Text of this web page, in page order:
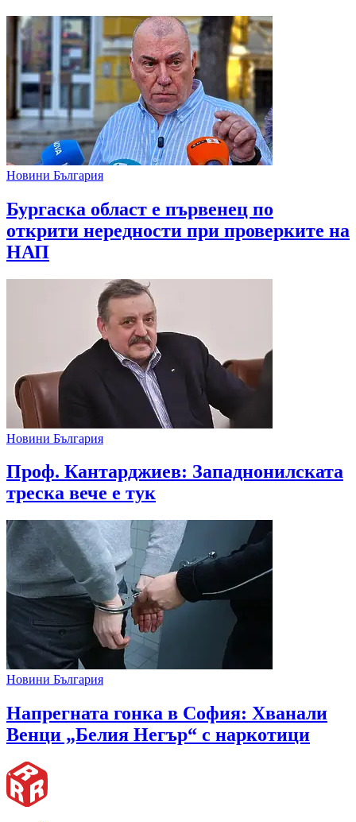
Новини България
Бургаска област е първенец по
открити нередности при проверките на
НАП
Новини България
Проф. Кантарджиев: Западнонилската
треска вече е тук
Новини България
Напрегната гонка в София: Хванали
Венци „Белия Негър“ с наркотици